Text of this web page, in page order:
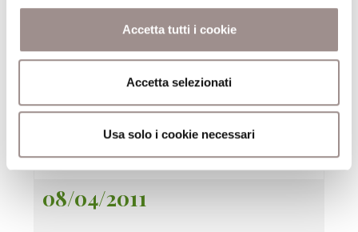
Accetta tutti i cookie
Accetta selezionati
Usa solo i cookie necessari
08/04/2011
I fondamenti dell'ordine sociale
Centro Culturale
08/04/2011